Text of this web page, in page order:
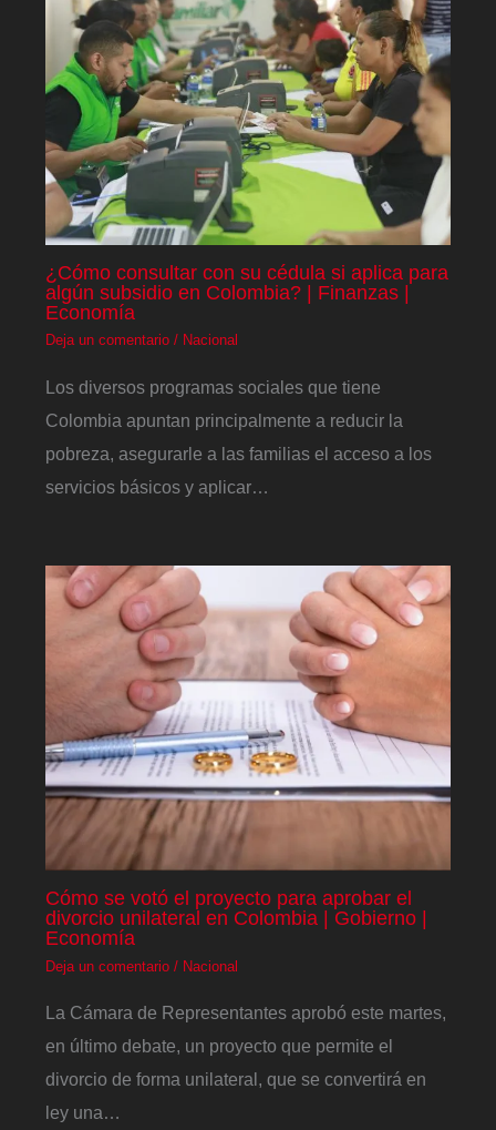
¿Cómo consultar con su cédula si aplica para
algún subsidio en Colombia? | Finanzas |
Economía
Deja un comentario / Nacional
Los diversos programas sociales que tiene
Colombia apuntan principalmente a reducir la
pobreza, asegurarle a las familias el acceso a los
servicios básicos y aplicar…
Cómo se votó el proyecto para aprobar el
divorcio unilateral en Colombia | Gobierno |
Economía
Deja un comentario / Nacional
La Cámara de Representantes aprobó este martes,
en último debate, un proyecto que permite el
divorcio de forma unilateral, que se convertirá en
ley una…